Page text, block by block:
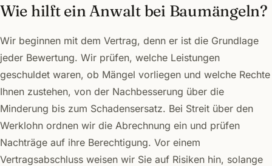
Wie hilft ein Anwalt bei Baumängeln?
Wir beginnen mit dem Vertrag, denn er ist die Grundlage
jeder Bewertung. Wir prüfen, welche Leistungen
geschuldet waren, ob Mängel vorliegen und welche Rechte
Ihnen zustehen, von der Nachbesserung über die
Minderung bis zum Schadensersatz. Bei Streit über den
Werklohn ordnen wir die Abrechnung ein und prüfen
Nachträge auf ihre Berechtigung. Vor einem
Vertragsabschluss weisen wir Sie auf Risiken hin, solange